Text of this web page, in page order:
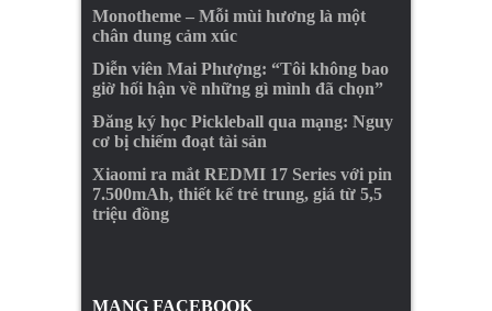
Monotheme – Mỗi mùi hương là một
chân dung cảm xúc
Diễn viên Mai Phượng: “Tôi không bao
giờ hối hận về những gì mình đã chọn”
Đăng ký học Pickleball qua mạng: Nguy
cơ bị chiếm đoạt tài sản
Xiaomi ra mắt REDMI 17 Series với pin
7.500mAh, thiết kế trẻ trung, giá từ 5,5
triệu đồng
MẠNG FACEBOOK